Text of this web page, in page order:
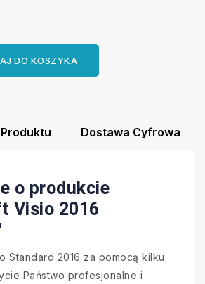
DO KOSZYKA
Dostawa Cyfrowa
o produkcie
Visio 2016
Standard 2016 za pomocą kilku
Państwo profesjonalne i